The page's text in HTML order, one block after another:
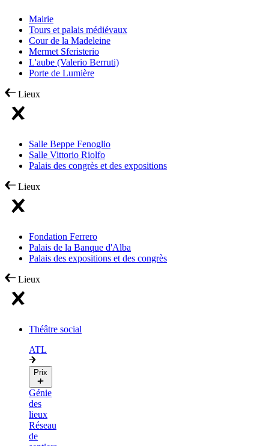
Mairie
Tours et palais médiévaux
Cour de la Madeleine
Mermet Sferisterio
L'aube (Valerio Berruti)
Porte de Lumière
Lieux
Salle Beppe Fenoglio
Salle Vittorio Riolfo
Palais des congrès et des expositions
Lieux
Fondation Ferrero
Palais de la Banque d'Alba
Palais des expositions et des congrès
Lieux
Théâtre social
ATL
Prix
Génie
des
lieux
Réseau
de